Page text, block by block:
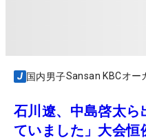
国内男子Sansan KBCオー
石川遼、中島啓太
ていました」大会恒